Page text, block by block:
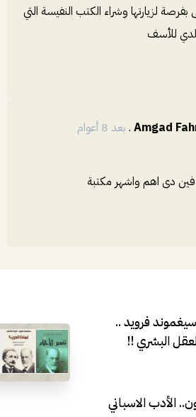
لزيارتها وشراء الكتب النفيسة التي
للأسف
Amgad
. بعد 8 أعوام
فين دى اهم واشهر مكتبة
فرويد ..
البشري !!
الأدب الاسباني